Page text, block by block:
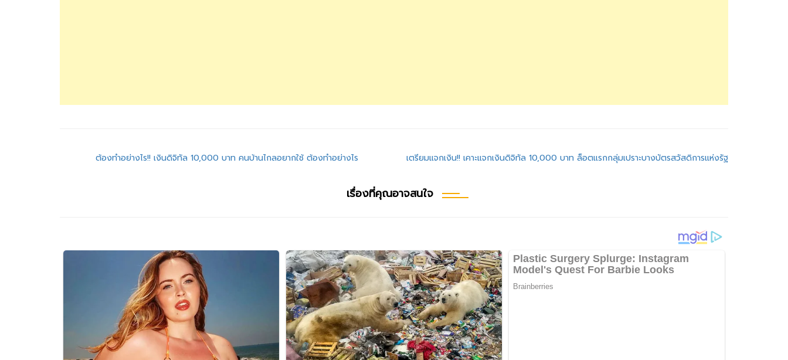
แนะแนวต้องทำอย่างไร!! เงินดิจิทัล 10,000 บาท คนบ้านไกลอยากใช้ ต้องทำอย่างไร เตรียมแจกเงิน!! เคาะแจกเงินดิจิทัล 10,000 บาท ล็อตแรกกลุ่มเปราะบางบัตรสวัสดิการแห่งรัฐ
เรื่องที่คุณอาจสนใจ